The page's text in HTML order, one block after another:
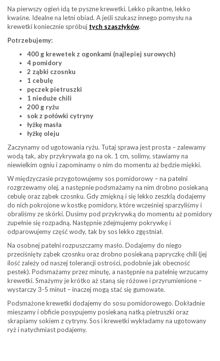
Na pierwszy ogień idą te pyszne krewetki. Lekko pikantne, lekko
kwaśne. Idealne na letni obiad. A jeśli szukasz innego pomysłu na
krewetki koniecznie spróbuj tych szaszłyków.
Potrzebujemy:
400 g krewetek z ogonkami (najlepiej surowych)
4 pomidory
2 ząbki czosnku
1 cebulę
pęczek pietruszki
1 nieduże chili
200 g ryżu
sok z połówki cytryny
łyżkę masła
łyżkę oleju
Zaczynamy od ugotowania ryżu. Tutaj sprawa jest prosta – zalewamy
wodą tak, aby przykrywała go na ok. 1 cm, solimy, stawiamy na
niewielkim ogniu i zapominamy o nim do momentu aż będzie miękki.
W międzyczasie przygotowujemy sos pomidorowy – na patelni
rozgrzewamy olej, a następnie podsmażamy na nim drobno posiekaną
cebulę oraz ząbek czosnku. Gdy zmiękną i się lekko zeszklą dodajemy
do nich pokrojone w kostkę pomidory, które wcześniej sparzyliśmy i
obraliśmy ze skórki. Dusimy pod przykrywką do momentu aż pomidory
zupełnie się rozpadną. Następnie zdejmujemy pokrywkę i
odparowujemy część wody, tak by sos lekko zgęstniał.
Na osobnej patelni rozpuszczamy masło. Dodajemy do niego
przeciśnięty ząbek czosnku oraz drobno posiekaną papryczkę chili (jej
ilość zależy od naszej tolerancji ostrości, podobnie jak obecność
pestek). Podsmażamy przez minutę, a następnie na patelnię wrzucamy
krewetki. Smażymy je krótko aż staną się różowe i przyrumienione –
wystarczy 3-5 minut – inaczej mogą stać się gumowate.
Podsmażone krewetki dodajemy do sosu pomidorowego. Dokładnie
mieszamy i obficie posypujemy posiekaną natką pietruszki oraz
skrapiamy sokiem z cytryny. Sos i krewetki wykładamy na ugotowany
ryż i natychmiast podajemy.